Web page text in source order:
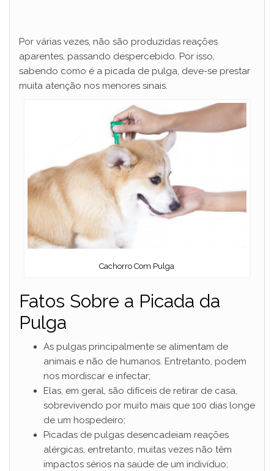
Por várias vezes, não são produzidas reações
aparentes, passando despercebido. Por isso,
sabendo como é a picada de pulga, deve-se prestar
muita atenção nos menores sinais.
Cachorro Com Pulga
Fatos Sobre a Picada da
Pulga
As pulgas principalmente se alimentam de
animais e não de humanos. Entretanto, podem
nos mordiscar e infectar;
Elas, em geral, são difíceis de retirar de casa,
sobrevivendo por muito mais que 100 dias longe
de um hospedeiro;
Picadas de pulgas desencadeiam reações
alérgicas, entretanto, muitas vezes não têm
impactos sérios na saúde de um indivíduo;